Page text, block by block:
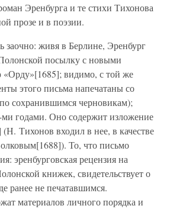
Эренбурга и те стихи Тихонова
прозе и в поэзии.
живя в Берлине, Эренбург
посылку с новыми
видимо, с той же
этого письма напечатаны со
сохранившимся черновикам);
годами. Оно содержит изложение
Тихонов входил в нее, в качестве
То, что письмо
эренбурговская рецензия на
книжек, свидетельствует о
ранее не печатавшимся.
материалов личного порядка и